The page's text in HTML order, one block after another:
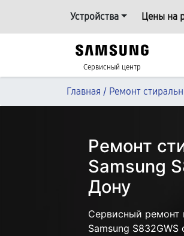
Устройства Цены на
Сервисный центр
Главная / Ремонт
Ремонт
Samsung
Дону
Сервисный ремонт
Samsung